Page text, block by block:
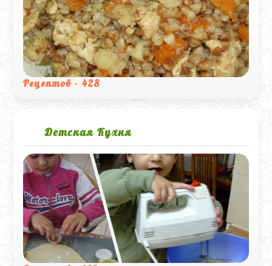
Рецептов - 428
Детская Кухня